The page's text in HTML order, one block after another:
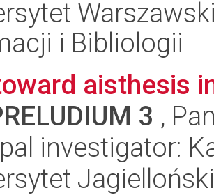
i Bibliologii
aisthesis
3 ,
investigator: